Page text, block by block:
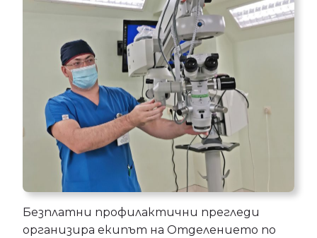
Безплатни профилактични прегледи
организира екипът на Отделението по